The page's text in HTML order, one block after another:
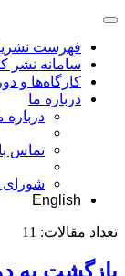
فهرست
سامانه نشر
کارگاه‌ها و
درباره ما
درباره
تماس
شورای
English
تعداد مقالات: 11